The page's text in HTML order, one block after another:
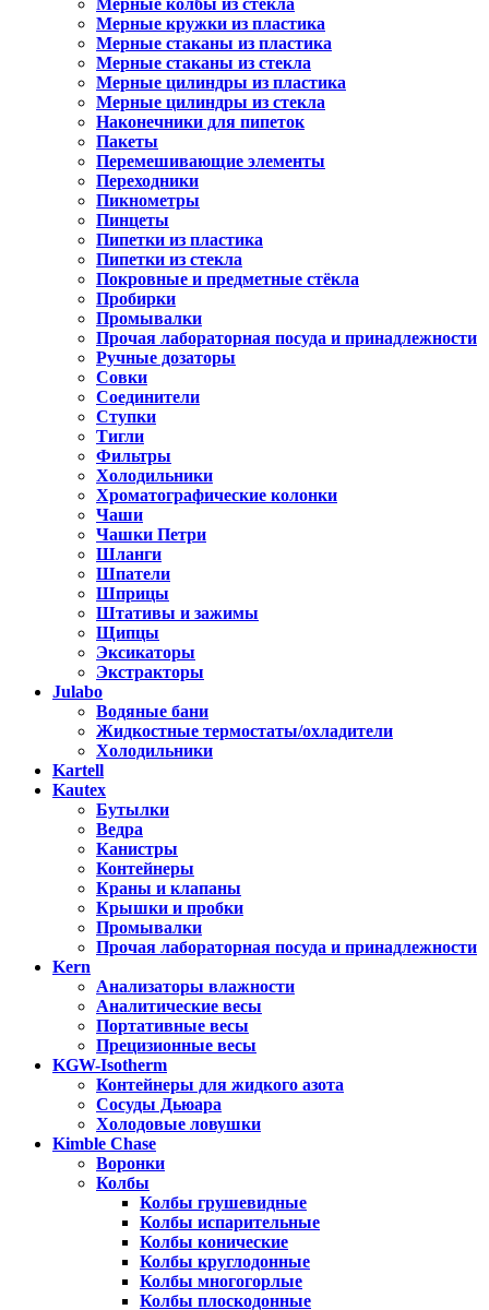
Мерные колбы из стекла
Мерные кружки из пластика
Мерные стаканы из пластика
Мерные стаканы из стекла
Мерные цилиндры из пластика
Мерные цилиндры из стекла
Наконечники для пипеток
Пакеты
Перемешивающие элементы
Переходники
Пикнометры
Пинцеты
Пипетки из пластика
Пипетки из стекла
Покровные и предметные стёкла
Пробирки
Промывалки
Прочая лабораторная посуда и принадлежности
Ручные дозаторы
Совки
Соединители
Ступки
Тигли
Фильтры
Холодильники
Хроматографические колонки
Чаши
Чашки Петри
Шланги
Шпатели
Шприцы
Штативы и зажимы
Щипцы
Эксикаторы
Экстракторы
Julabo
Водяные бани
Жидкостные термостаты/охладители
Холодильники
Kartell
Kautex
Бутылки
Ведра
Канистры
Контейнеры
Краны и клапаны
Крышки и пробки
Промывалки
Прочая лабораторная посуда и принадлежности
Kern
Анализаторы влажности
Аналитические весы
Портативные весы
Прецизионные весы
KGW-Isotherm
Контейнеры для жидкого азота
Сосуды Дьюара
Холодовые ловушки
Kimble Chase
Воронки
Колбы
Колбы грушевидные
Колбы испарительные
Колбы конические
Колбы круглодонные
Колбы многогорлые
Колбы плоскодонные